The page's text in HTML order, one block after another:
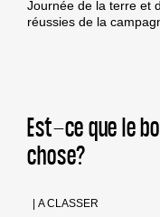
Journée de la terre et
réussies de la
Est-ce que le
chose?
|A CLASSER